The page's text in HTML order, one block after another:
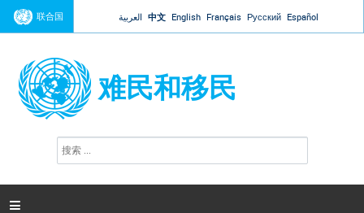
Jump to navigation
联合国 العربية 中文 English Français Русский Español
难民和移民
搜
索
